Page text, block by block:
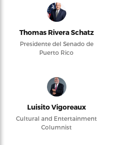
Thomas Rivera Schatz
Presidente del Senado de
Puerto Rico
Luisito Vigoreaux
Cultural and Entertainment
Columnist